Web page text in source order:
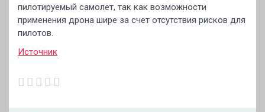
пилотируемый самолет, так как возможности
применения дрона шире за счет отсутствия рисков для
пилотов.
Источник